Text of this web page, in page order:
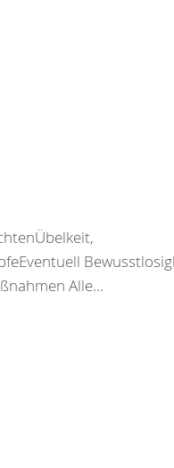
Alle...